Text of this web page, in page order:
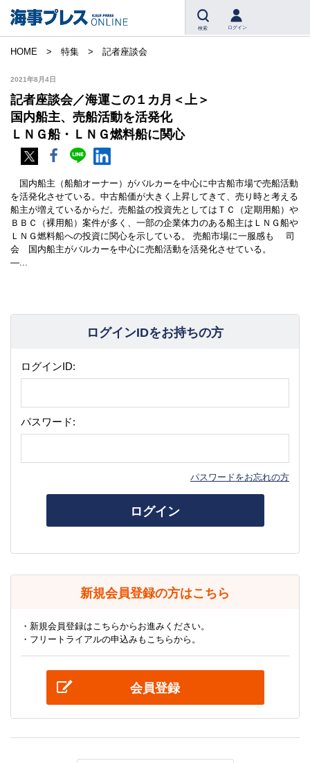
検索 ログイン
HOME 特集 記者座談会
2021年8月4日
記者座談会／海運この１カ月＜上＞
国内船主、売船活動を活発化
ＬＮＧ船・ＬＮＧ燃料船に関心
国内船主（船舶オーナー）がバルカーを中心に中古船市場で売船活動
を活発化させている。中古船価が大きく上昇してきて、売り時と考える
船主が増えているからだ。売船益の投資先としてはＴＣ（定期用船）や
ＢＢＣ（裸用船）案件が多く、一部の企業体力のある船主はＬＮＧ船や
ＬＮＧ燃料船への投資に関心を示している。 売船市場に一服感も 司
会 国内船主がバルカーを中心に売船活動を活発化させている。
―...
ログインIDをお持ちの方
ログインID:
パスワード:
パスワードをお忘れの方
ログイン
新規会員登録の方はこちら
・新規会員登録はこちらからお進みください。
・フリートライアルの申込みもこちらから。
会員登録